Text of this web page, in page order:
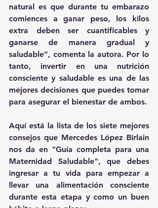
natural es que durante tu embarazo
comiences a ganar peso, los kilos
extra deben ser cuantificables y
ganarse de manera gradual y
saludable”, comenta la autora. Por lo
tanto, invertir en una nutrición
consciente y saludable es una de las
mejores decisiones que puedes tomar
para asegurar el bienestar de ambos.
Aquí está la lista de los siete mejores
consejos que Mercedes López Birlain
nos da en "Guía completa para una
Maternidad Saludable", que debes
ingresar a tu vida para empezar a
llevar una alimentación consciente
durante esta etapa y como un buen